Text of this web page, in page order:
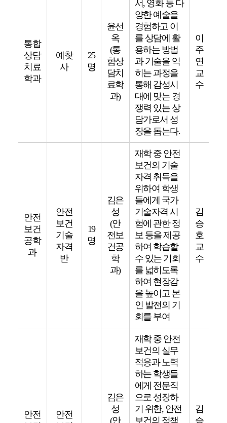
통합
상담
치료
학과
예찾
사
25
명
윤선
옥
(통
합상
담치
료학
과)
서, 영화 등 다
양한 예술을
경험하고 이
를 상담에 활
용하는 방법
과 기술을 익
히는 과정을
통해 감성시
대에 맞는 경
쟁력 있는 상
담가로서 성
장을 돕는다.
이
주
연
교
수
안전
보건
공학
과
안전
보건
기술
자격
반
19
명
김은
성
(안
전보
건공
학
과)
재학 중 안전
보건의 기술
자격 취득을
위하여 학생
들에게 국가
기술자격 시
험에 관한 정
보 등을 제공
하여 학습할
수 있는 기회
를 넓히도록
하여 현장감
을 높이고 본
인 발전의 기
회를 부여
김
승
호
교
수
안전
안전
김은
성
(안
재학 중 안전
보건의 실무
적용과 노력
하는 학생들
에게 전문직
으로 성장하
기 위한, 안전
보건의 정책
김
승